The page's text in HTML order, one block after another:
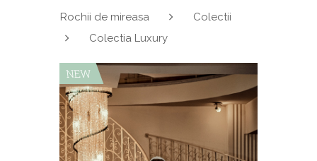
Rochii de mireasa
Colectii
Colectia Luxury
NEW